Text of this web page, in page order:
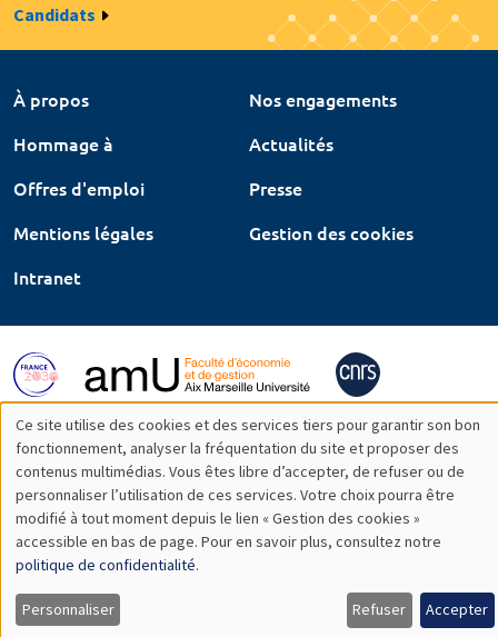
Candidats
À propos
Nos engagements
Hommage à
Actualités
Offres d'emploi
Presse
Mentions légales
Gestion des cookies
Intranet
Utilisation
des
données
personnelles
et
Ce site utilise des cookies et des services tiers pour garantir son bon
fonctionnement, analyser la fréquentation du site et proposer des
contenus multimédias. Vous êtes libre d’accepter, de refuser ou de
personnaliser l’utilisation de ces services. Votre choix pourra être
modifié à tout moment depuis le lien « Gestion des cookies »
accessible en bas de page. Pour en savoir plus, consultez notre
politique de confidentialité.
Personnaliser Refuser Accepter